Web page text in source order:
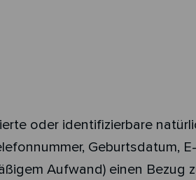
oder identifizierbare
Geburtsdatum,
Aufwand) einen Bezug